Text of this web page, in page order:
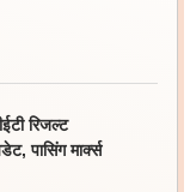
रिजल्ट
पासिंग मार्क्स